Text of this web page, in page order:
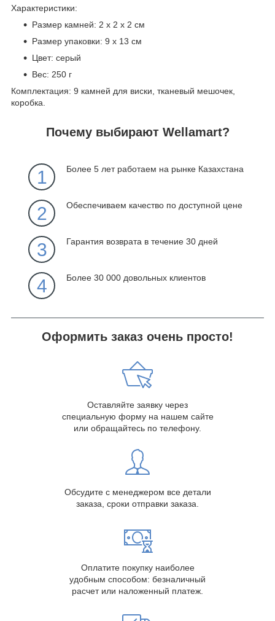
Характеристики:
Размер камней: 2 х 2 х 2 см
Размер упаковки: 9 х 13 см
Цвет: серый
Вес: 250 г
Комплектация: 9 камней для виски, тканевый мешочек,
коробка.
Почему выбирают Wellamart?
1 Более 5 лет работаем на рынке Казахстана
2 Обеспечиваем качество по доступной цене
3 Гарантия возврата в течение 30 дней
4 Более 30 000 довольных клиентов
Оформить заказ очень просто!
Оставляйте заявку через
специальную форму на нашем сайте
или обращайтесь по телефону.
Обсудите с менеджером все детали
заказа, сроки отправки заказа.
Оплатите покупку наиболее
удобным способом: безналичный
расчет или наложенный платеж.